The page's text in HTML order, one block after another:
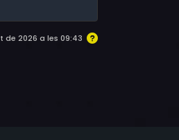
2026 a les 09:43